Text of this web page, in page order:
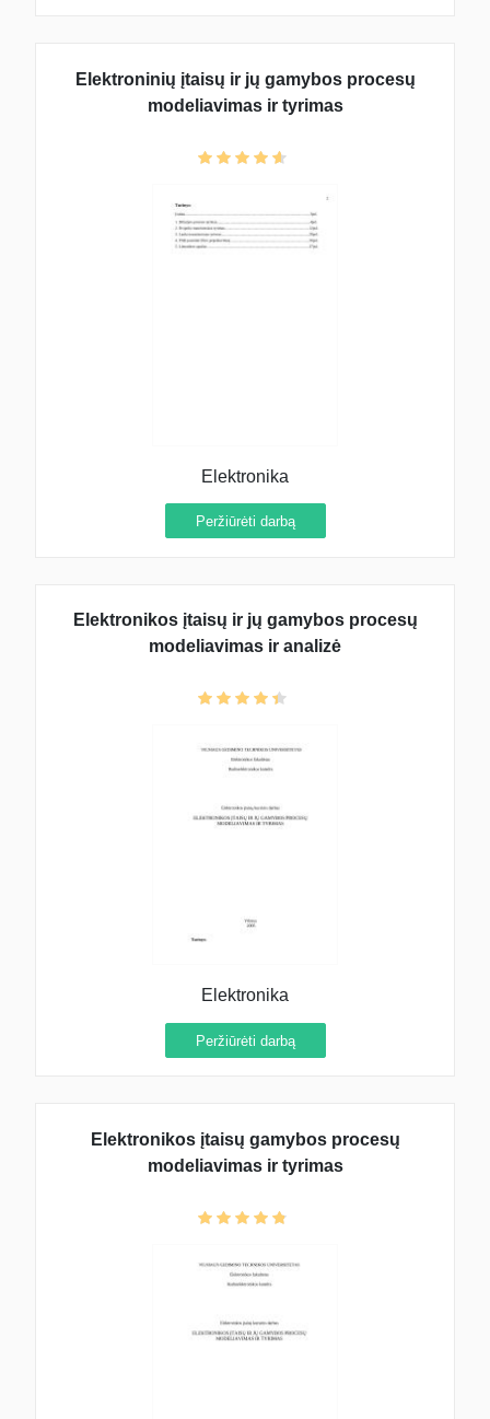
Elektroninių įtaisų ir jų gamybos procesų
modeliavimas ir tyrimas
Elektronika
Peržiūrėti darbą
Elektronikos įtaisų ir jų gamybos procesų
modeliavimas ir analizė
Elektronika
Peržiūrėti darbą
Elektronikos įtaisų gamybos procesų
modeliavimas ir tyrimas